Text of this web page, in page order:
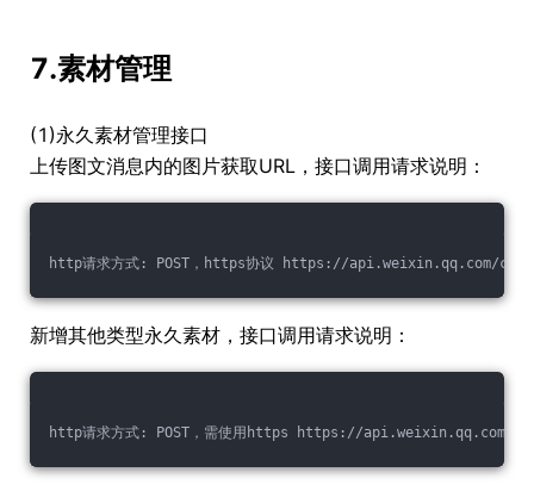
7.素材管理
(1)永久素材管理接口
上传图文消息内的图片获取URL，接口调用请求说明：
http请求方式: POST，https协议 https://api.weixin.qq.com/cgi-bin/
新增其他类型永久素材，接口调用请求说明：
http请求方式: POST，需使用https https://api.weixin.qq.com/